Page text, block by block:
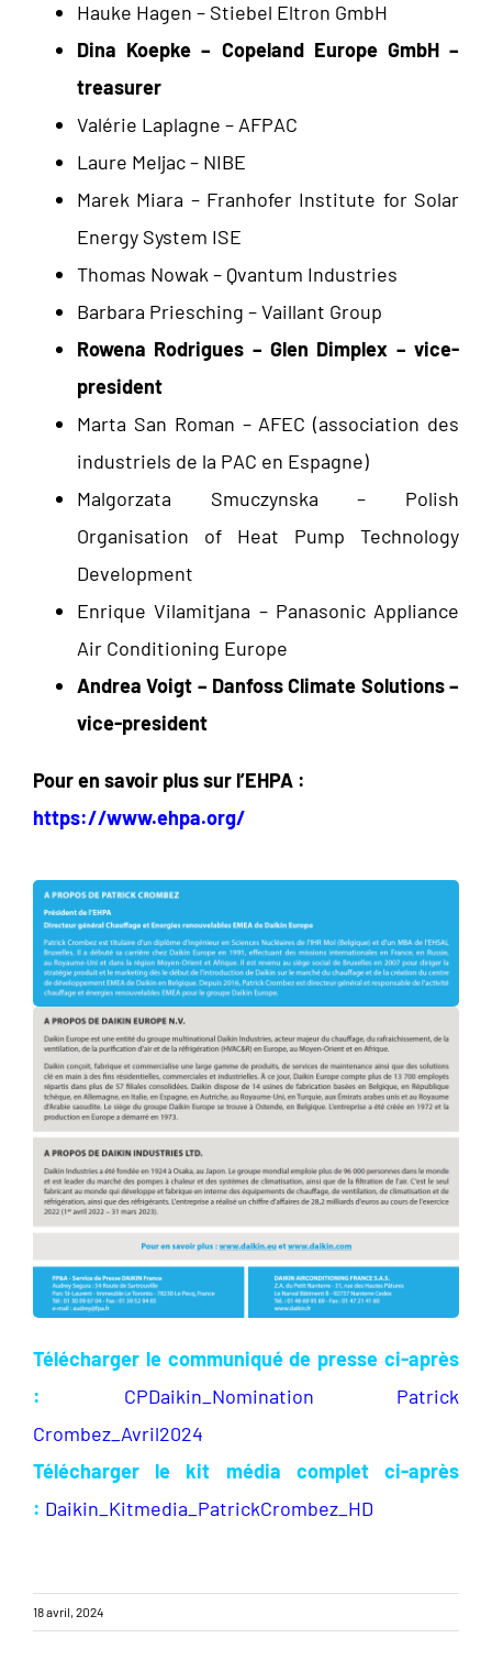
Hauke Hagen – Stiebel Eltron GmbH
Dina Koepke – Copeland Europe GmbH –
treasurer
Valérie Laplagne – AFPAC
Laure Meljac – NIBE
Marek Miara – Franhofer Institute for Solar
Energy System ISE
Thomas Nowak – Qvantum Industries
Barbara Priesching – Vaillant Group
Rowena Rodrigues – Glen Dimplex – vice-
president
Marta San Roman – AFEC (association des
industriels de la PAC en Espagne)
Malgorzata Smuczynska – Polish
Organisation of Heat Pump Technology
Development
Enrique Vilamitjana – Panasonic Appliance
Air Conditioning Europe
Andrea Voigt – Danfoss Climate Solutions –
vice-president
Pour en savoir plus sur l’EHPA :
https://www.ehpa.org/
Télécharger le communiqué de presse ci-après
: CPDaikin_Nomination Patrick
Crombez_Avril2024
Télécharger le kit média complet ci-après
: Daikin_Kitmedia_PatrickCrombez_HD
18 avril, 2024